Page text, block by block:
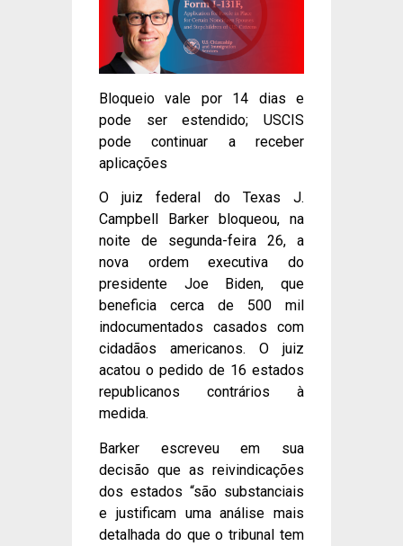
Bloqueio vale por 14 dias e
pode ser estendido; USCIS
pode continuar a receber
aplicações
O juiz federal do Texas J.
Campbell Barker bloqueou, na
noite de segunda-feira 26, a
nova ordem executiva do
presidente Joe Biden, que
beneficia cerca de 500 mil
indocumentados casados com
cidadãos americanos. O juiz
acatou o pedido de 16 estados
republicanos contrários à
medida.
Barker escreveu em sua
decisão que as reivindicações
dos estados “são substanciais
e justificam uma análise mais
detalhada do que o tribunal tem